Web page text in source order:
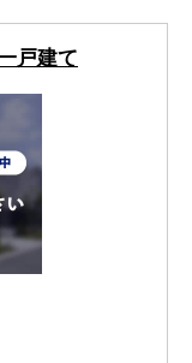
戸建て